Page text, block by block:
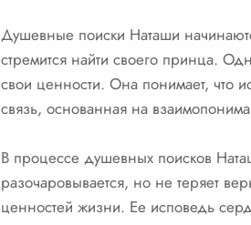
Душевные поиски Наташи
стремится найти своего принца.
свои ценности. Она понимает, что
связь, основанная на
В процессе душевных поисков
разочаровывается, но не теряет
ценностей жизни. Ее исповедь